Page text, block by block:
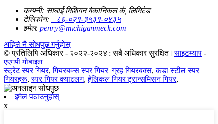
कम्पनी: सांघाई मिशिगन मेकानिकल कं, लिमिटेड
टेलिफोन: +८६-०२१-३५३१-०४३५
इमेल: penny@michiganmech.com
अहिले नै सोधपुछ गर्नुहोस्
© प्रतिलिपि अधिकार - २०२२-२०२४ : सबै अधिकार सुरक्षित।साइटम्याप -
एएमपी मोबाइल
स्ट्रेट स्पर गियर,गियरबक्स स्पर गियर,ग्रह गियरबक्स,कडा स्टील स्पर
गियरहरू,स्पर गियर क्याटलग,हेलिकल गियर ट्रान्समिसन गियर,
इमेल पठाउनुहोस्
x